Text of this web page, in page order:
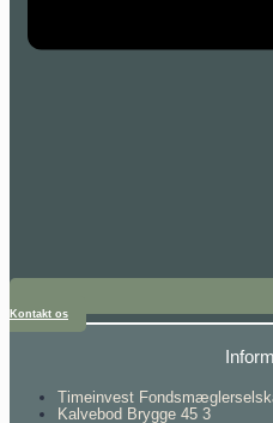
Kontakt os
Timeinvest
Kalvebod Brygge 45 3